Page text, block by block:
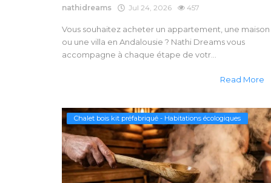
nathidreams Jul 24, 2026 457
Vous souhaitez acheter un appartement, une maison
ou une villa en Andalousie ? Nathi Dreams vous
accompagne à chaque étape de votr...
Read More
Chalet bois kit préfabriqué - Habitations écologiques